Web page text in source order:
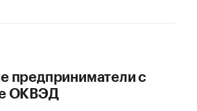
предприниматели с
ОКВЭД